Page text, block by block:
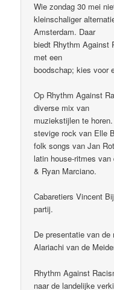
Wie zondag 30 mei
kleinschaliger
Amsterdam. Daar
biedt Rhythm Against
met een
boodschap; kies voor
Op Rhythm Against
diverse mix van
muziekstijlen te
stevige rock van Elle
folk songs van Jan
latin house-ritmes van
& Ryan Marciano.
Cabaretiers Vincent
partij.
De presentatie van
Alariachi van de
Rhythm Against
naar de landelijke